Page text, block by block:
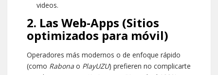
videos.
2. Las Web-Apps (Sitios
optimizados para móvil)
Operadores más modernos o de enfoque rápido
(como Rabona o PlayUZU) prefieren no complicarte